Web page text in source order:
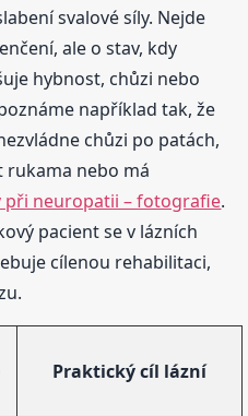
svalové síly. Nejde
ale o stav, kdy
hybnost, chůzi nebo
například tak, že
chůzi po patách,
rukama nebo má
při neuropatii – fotografie.
pacient se v lázních
cílenou rehabilitaci,
Praktický cíl lázní